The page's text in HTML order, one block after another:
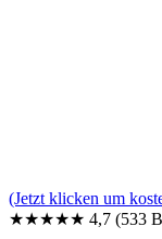
(Jetzt klicken um
★★★★★ 4,7 (533